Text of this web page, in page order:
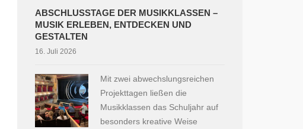
ABSCHLUSSTAGE DER MUSIKKLASSEN –
MUSIK ERLEBEN, ENTDECKEN UND
GESTALTEN
16. Juli 2026
Mit zwei abwechslungsreichen
Projekttagen ließen die
Musikklassen das Schuljahr auf
besonders kreative Weise